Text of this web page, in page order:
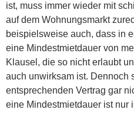
ist, muss immer wieder mit
auf dem Wohnungsmarkt
beispielsweise auch, dass in
eine Mindestmietdauer von
Klausel, die so nicht erlaubt
auch unwirksam ist. Dennoch
entsprechenden Vertrag gar
eine Mindestmietdauer ist nur